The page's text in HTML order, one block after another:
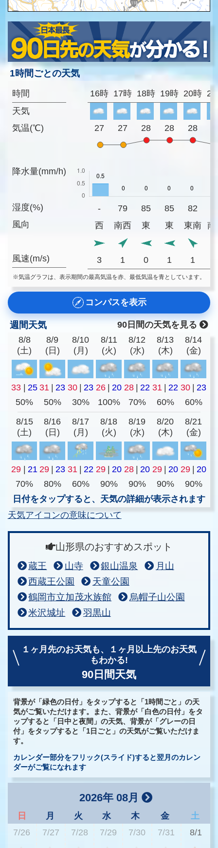
1時間ごとの天気
時間
天気
気温(℃)
降水量(mm/h)
湿度(%)
風向
風速(m/s)
16時 17時 18時 19時 20時
27 27 28 28 28
- 79 85 85 82
西
南西 東 東 東南 南
3 1 0 1 1
※気温グラフは、表示期間の最高気温を赤、最低気温を青としています。
コンパスを表示
週間天気
90日間の天気を見る
8/8
(土)
8/9
(日)
8/10
(月)
8/11
(火)
8/12
(水)
8/13
(木)
8/14
(金)
33 25 31 23 30 23 26 20 28 22 31 22 30
23
50%
50% 30% 100% 70% 60% 60%
8/15
(土)
8/16
(日)
8/17
(月)
8/18
(火)
8/19
(水)
8/20
(木)
8/21
(金)
29 21 29 23 31 22 29 20 28 20 29 20 29
20
70%
80% 60% 90% 90% 90%
90%
日付をタップすると、天気の詳細が表示されます
天気アイコンの意味について
山形県のおすすめスポット
蔵王 山寺 銀山温泉
月山
西蔵王公園
天童公園
鶴岡市立加茂水族館
烏帽子山公園
米沢城址
羽黒山
１ヶ月先のお天気も、
１ヶ月以上先のお天気
もわかる!
90日間天気
背景が「緑色の日付」をタップすると「1時間ごと」の天
気がご覧いただけます。また、背景が「白色の日付」をタ
ップすると「日中と夜間」の天気、背景が「グレーの日
付」をタップすると「1日ごと」の天気がご覧いただけま
す。
カレンダー部分をフリック(スライド)すると翌月のカレン
ダーがご覧になれます
2026年 08月
日 月 火 水 木 金
土
7/26
7/27 7/28 7/29 7/30 7/31 8/1